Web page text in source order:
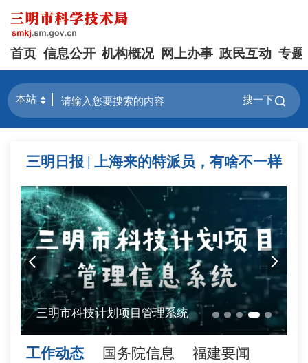
首页 信息公开 机构概况 网上办事 政民互动 专题
搜一下
三明日报 | 上海来的特派员，有啥不一样
三明市科技计划项目管理系统
工作动态 国务院信息 福建要闻